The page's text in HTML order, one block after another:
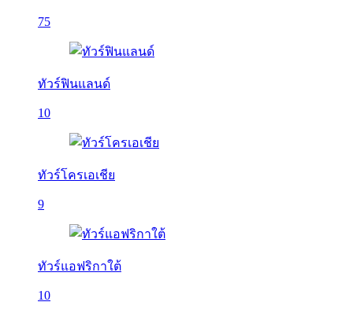
75
ทัวร์ฟินแลนด์
10
ทัวร์โครเอเชีย
9
ทัวร์แอฟริกาใต้
10